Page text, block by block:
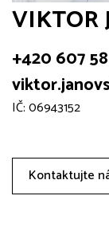
VIKTOR
+420 607
IČ: 06943152
Kontaktujte